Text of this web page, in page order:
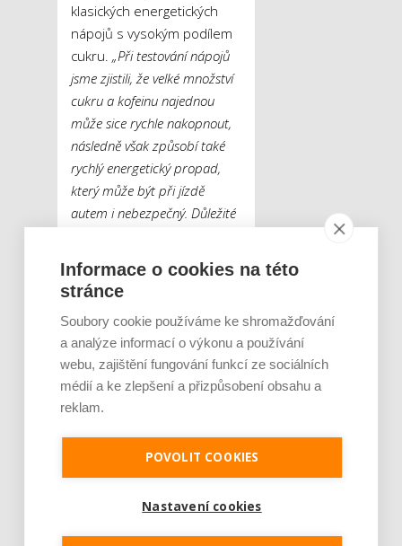
klasických energetických
nápojů s vysokým podílem
cukru. „Při testování nápojů
jsme zjistili, že velké množství
cukru a kofeinu najednou
může sice rychle nakopnout,
následně však způsobí také
rychlý energetický propad,
který může být při jízdě
autem i nebezpečný. Důležité
cukru, což nezpůsobí náhlé
výkyvy energie a nálady. Právě
na tomto principu jsou
založeny drinky Erebos s čistě
bylinným složením,“uzavírá
Murín s tím, že bylinné
energetické drinky
jsou pro řidiče dostupné
na čerpacích stanicích Shell,
které disponují pobočkou
Billa Stop & Shop.
Informace o cookies na této
stránce
Soubory cookie používáme ke shromažďování
a analýze informací o výkonu a používání
webu, zajištění fungování funkcí ze sociálních
médií a ke zlepšení a přizpůsobení obsahu a
reklam.
POVOLIT COOKIES
Nastavení cookies